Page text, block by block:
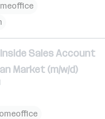
Sales Account
Market (m/w/d)